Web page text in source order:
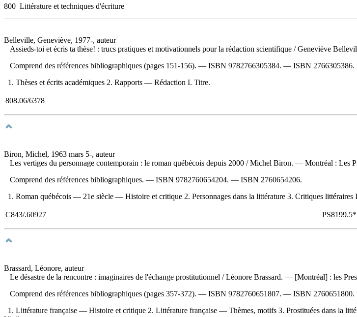
800 Littérature et techniques d'écriture
Belleville, Geneviève, 1977-, auteur
Assieds-toi et écris ta thèse! : trucs pratiques et motivationnels pour la rédaction scientifique / Geneviève
Comprend des références bibliographiques (pages 151-156). — ISBN 9782766305384. — ISBN 2766305386.
1. Thèses et écrits académiques 2. Rapports — Rédaction I. Titre.
808.06/6378
Biron, Michel, 1963 mars 5-, auteur
Les vertiges du personnage contemporain : le roman québécois depuis 2000 / Michel Biron. — Montréal : Les
Comprend des références bibliographiques. — ISBN 9782760654204. — ISBN 2760654206.
1. Roman québécois — 21e siècle — Histoire et critique 2. Personnages dans la littérature 3. Critiques
C843/.60927 PS8199.5*
Brassard, Léonore, auteur
Le désastre de la rencontre : imaginaires de l'échange prostitutionnel / Léonore Brassard. — [Montréal] : les
Comprend des références bibliographiques (pages 357-372). — ISBN 9782760651807. — ISBN 2760651800.
1. Littérature française — Histoire et critique 2. Littérature française — Thèmes, motifs 3. Prostituées dans la